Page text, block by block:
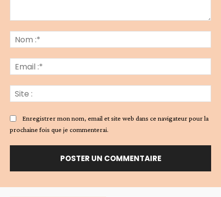
:*
:*
:
Enregistrer mon nom, email et site web dans ce navigateur pour la
prochaine fois que je commenterai.